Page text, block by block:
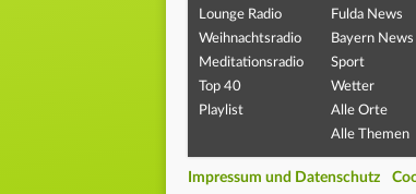
Lounge Radio
Weihnachtsradio
Meditationsradio
Top 40
Playlist
Fulda News
Bayern News
Sport
Wetter
Alle Orte
Alle Themen
Impressum und Datenschutz